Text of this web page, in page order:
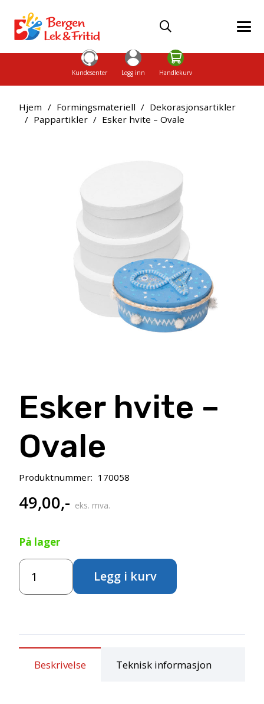
Kundesenter Logg inn Handlekurv
Hjem / Formingsmateriell / Dekorasjonsartikler
/ Pappartikler / Esker hvite – Ovale
Esker hvite –
Ovale
Produktnummer: 170058
49,00,- eks. mva.
På lager
Esker
hvite
-
Legg i kurv
Beskrivelse Teknisk informasjon